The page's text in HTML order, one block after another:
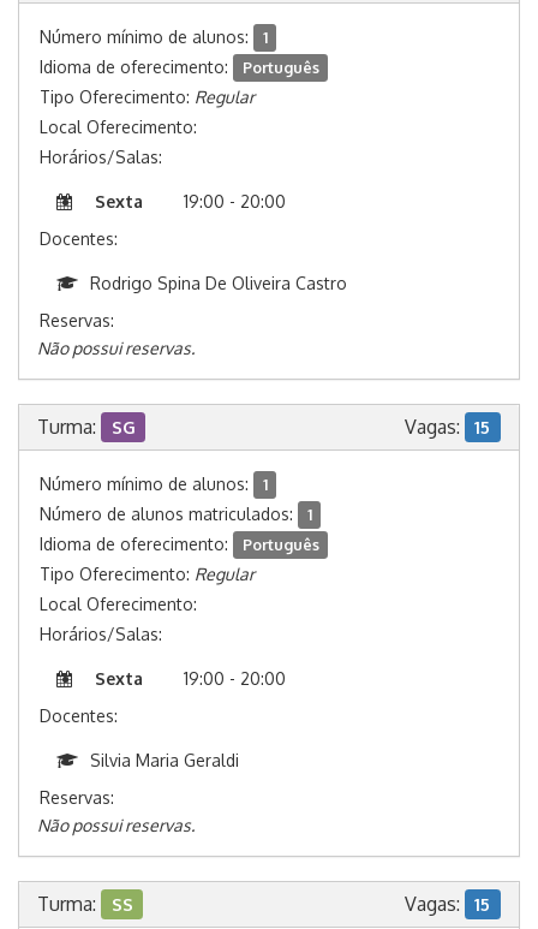
Número mínimo de alunos: 1
Idioma de oferecimento: Português
Tipo Oferecimento: Regular
Local Oferecimento:
Horários/Salas:
Sexta
19:00 - 20:00
Docentes:
Rodrigo Spina De Oliveira Castro
Reservas:
Não possui reservas.
Turma: SG Vagas: 15
Número mínimo de alunos: 1
Número de alunos matriculados: 1
Idioma de oferecimento: Português
Tipo Oferecimento: Regular
Local Oferecimento:
Horários/Salas:
Sexta
19:00 - 20:00
Docentes:
Silvia Maria Geraldi
Reservas:
Não possui reservas.
Turma: SS Vagas: 15